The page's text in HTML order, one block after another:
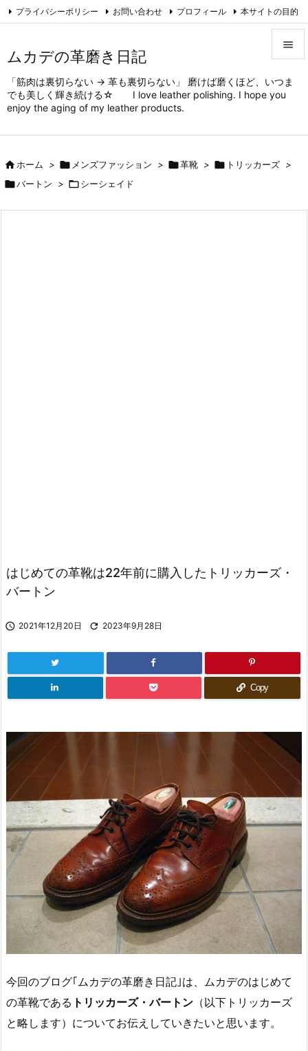
追加ヘッダー
ムカデの革磨き日記
「筋肉は裏切らない → 革も裏切らない」 磨けば磨くほど、いつま
でも美しく輝き続ける☆ I love leather polishing. I hope you
enjoy the aging of my leather products.

メニュ

プライバシーポリシー お問い合わせ プロフィール 本サイトの目的
ホーム >  メンズファッション > 革靴 >  トリッカーズ >
バートン > シーシェイド
はじめての革靴は22年前に購入したトリッカーズ・
バートン
 2021年12月20日  2023年9月28日
Copy
今回のブログ｢ムカデの革磨き日記｣は、ムカデのはじめて
の革靴である トリッカーズ・バートン （以下トリッカーズ
と略します）についてお伝えしていきたいと思います。